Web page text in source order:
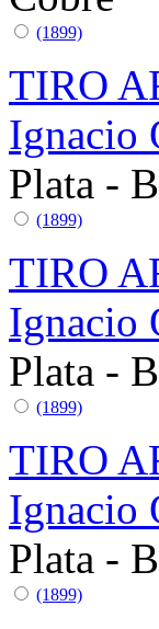
(1899)
TIRO
Ignacio
Plata -
(1899)
TIRO
Ignacio
Plata -
(1899)
TIRO
Ignacio
Plata -
(1899)